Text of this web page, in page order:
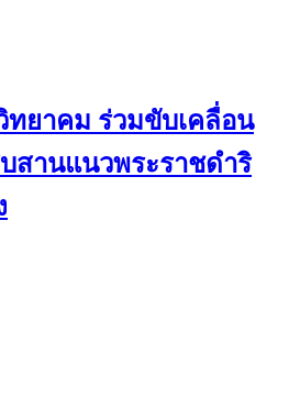
ทยาคม ร่วมขับเคลื่อน
สานแนวพระราชดำริ